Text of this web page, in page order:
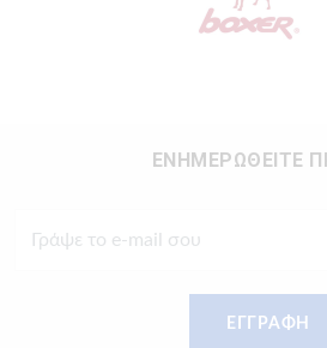
ΕΝΗΜΕΡΩΘΕΙΤΕ
ΕΓΓΡΑΦΗ